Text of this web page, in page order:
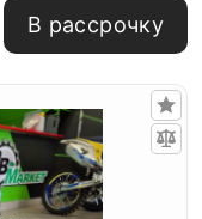
В рассрочку